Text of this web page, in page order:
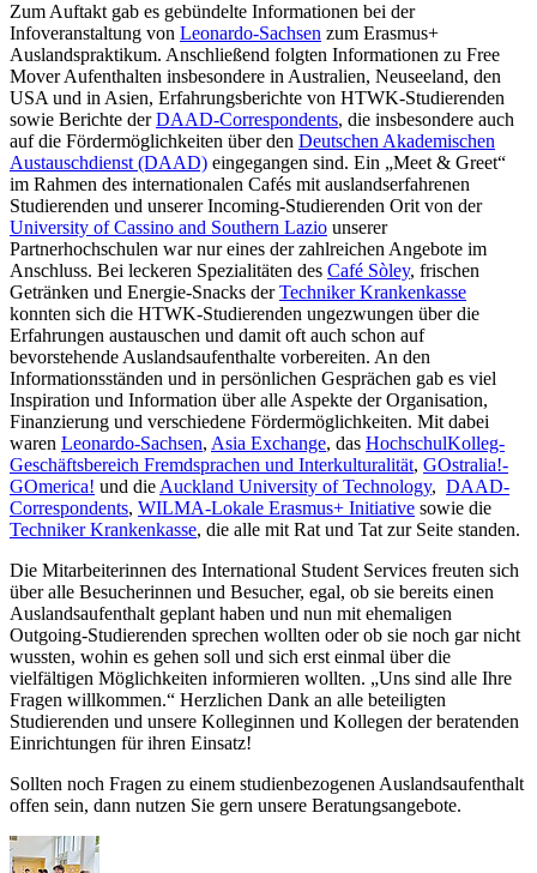
Zum Auftakt gab es gebündelte Informationen bei der
Infoveranstaltung von Leonardo-Sachsen zum Erasmus+
Auslandspraktikum. Anschließend folgten Informationen zu Free
Mover Aufenthalten insbesondere in Australien, Neuseeland, den
USA und in Asien, Erfahrungsberichte von HTWK-Studierenden
sowie Berichte derDAAD-Correspondents, die insbesondere auch
auf die Fördermöglichkeiten über den Deutschen Akademischen
Austauschdienst (DAAD) eingegangen sind. Ein „Meet & Greet“
im Rahmen des internationalen Cafés mit auslandserfahrenen
Studierenden und unserer Incoming-Studierenden Orit von der
University of Cassino and Southern Lazio unserer
Partnerhochschulen war nur eines der zahlreichen Angebote im
Anschluss. Bei leckeren Spezialitäten des Café Sòley, frischen
Getränken und Energie-Snacks derTechniker Krankenkasse
konnten sich die HTWK-Studierenden ungezwungen über die
Erfahrungen austauschen und damit oft auch schon auf
bevorstehende Auslandsaufenthalte vorbereiten. An den
Informationsständen und in persönlichen Gesprächen gab es viel
Inspiration und Information über alle Aspekte der Organisation,
Finanzierung und verschiedene Fördermöglichkeiten. Mit dabei
waren Leonardo-Sachsen, Asia Exchange, das HochschulKolleg-
Geschäftsbereich Fremdsprachen und Interkulturalität, GOstralia!-
GOmerica! und die Auckland University of Technology, DAAD-
Correspondents, WILMA-Lokale Erasmus+ Initiative sowie die
Techniker Krankenkasse, die alle mit Rat und Tat zur Seite standen.
Die Mitarbeiterinnen des International Student Services freuten sich
über alle Besucherinnen und Besucher, egal, ob sie bereits einen
Auslandsaufenthalt geplant haben und nun mit ehemaligen
Outgoing-Studierenden sprechen wollten oder ob sie noch gar nicht
wussten, wohin es gehen soll und sich erst einmal über die
vielfältigen Möglichkeiten informieren wollten. „Uns sind alle Ihre
Fragen willkommen.“ Herzlichen Dank an alle beteiligten
Studierenden und unsere Kolleginnen und Kollegen der beratenden
Einrichtungen für ihren Einsatz!
Sollten noch Fragen zu einem studienbezogenen Auslandsaufenthalt
offen sein, dann nutzen Sie gern unsere Beratungsangebote.